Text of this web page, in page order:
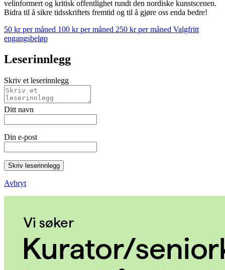
velinformert og kritisk offentlighet rundt den nordiske kunstscenen.
Bidra til å sikre tidsskriftets fremtid og til å gjøre oss enda bedre!
50 kr per måned 100 kr per måned 250 kr per måned Valgfritt
engangsbeløp
Leserinnlegg
Skriv et leserinnlegg
Ditt navn
Din e-post
Skriv leserinnlegg
Avbryt